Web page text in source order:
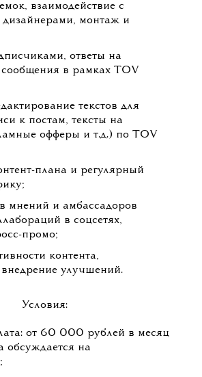
взаимодействие с
монтаж и
ответы на
в рамках TOV
текстов для
к постам, тексты на
офферы и т.д.) по TOV
плана и регулярный
мнений и амбассадоров
в соцсетях,
промо;
контента,
улучшений.
Условия:
от 60 000 рублей в месяц
обсуждается на